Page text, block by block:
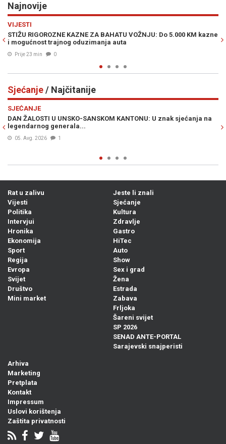
Najnovije
VIJESTI
STIŽU RIGOROZNE KAZNE ZA BAHATU VOŽNJU: Do 5.000 KM kazne
i mogućnost trajnog oduzimanja auta
Prije 23 min 0
Sjećanje/ Najčitanije
SJEĆANJE
DAN ŽALOSTI U UNSKO-SANSKOM KANTONU: U znak sjećanja na
legendarnog generala...
05. Avg. 2026 1
Previous
Rat u zalivu
Vijesti
Politika
Intervjui
Hronika
Ekonomija
Sport
Regija
Evropa
Svijet
Društvo
Mini market
Jeste li znali
Sjećanje
Kultura
Zdravlje
Gastro
HiTec
Auto
Show
Sex i grad
Žena
Estrada
Zabava
Frljoka
Šareni svijet
SP 2026
SENAD ANTE-PORTAL
Sarajevski snajperisti
Arhiva
Marketing
Pretplata
Kontakt
Impressum
Uslovi korištenja
Zaštita privatnosti